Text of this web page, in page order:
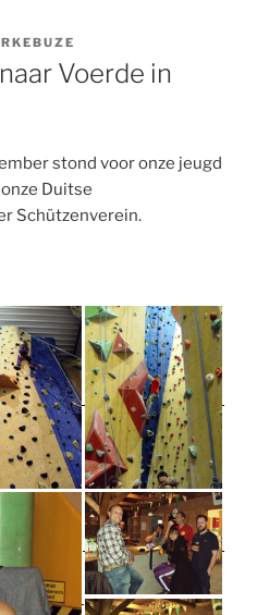
Voerde in
stond voor onze jeugd
Duitse
Schützenverein.